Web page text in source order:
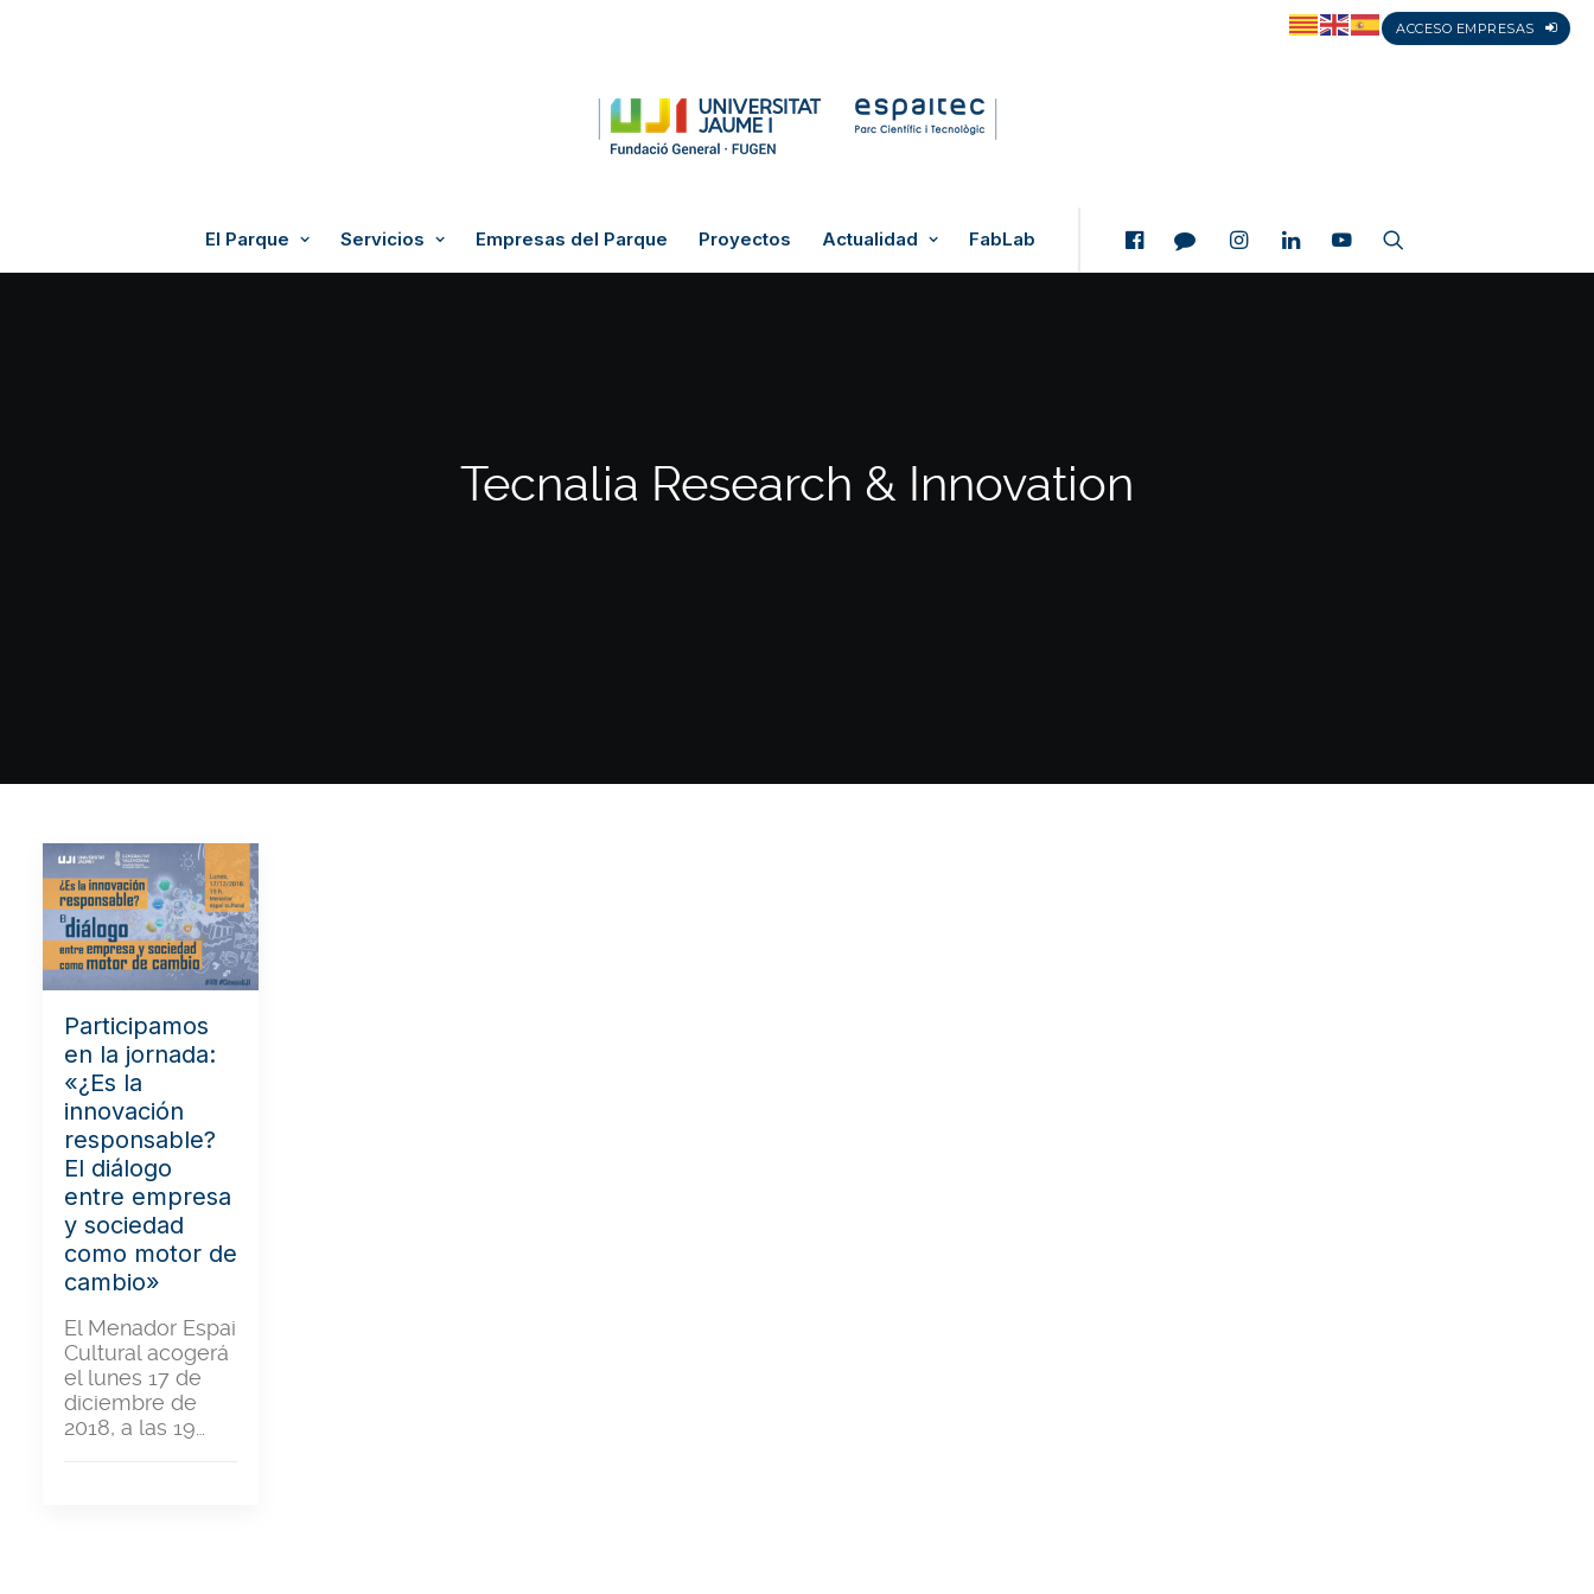
ACCESO EMPRESAS
El Parque Servicios Empresas del Parque Proyectos Actualidad FabLab
Tecnalia Research & Innovation
Participamos
en la jornada:
«¿Es la
innovación
responsable?
El diálogo
entre empresa
y sociedad
como motor de
cambio»
El Menador Espai
Cultural acogerá
el lunes 17 de
diciembre de
2018, a las 19…